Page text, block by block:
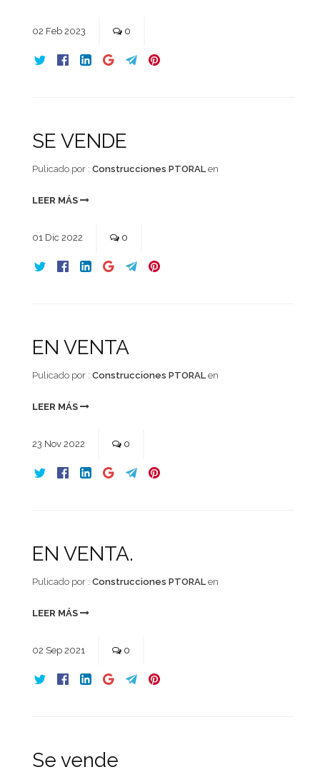
02 Feb 2023 0
SE VENDE
Pulicado por : Construcciones PTORAL en
LEER MÁS
01 Dic 2022 0
EN VENTA
Pulicado por : Construcciones PTORAL en
LEER MÁS
23 Nov 2022 0
EN VENTA.
Pulicado por : Construcciones PTORAL en
LEER MÁS
02 Sep 2021 0
Se vende